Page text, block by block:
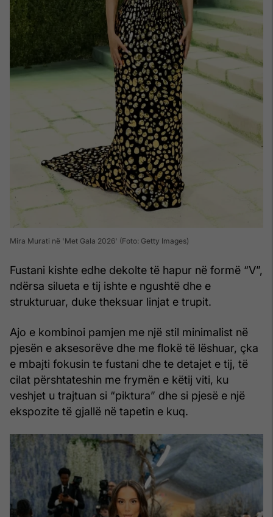
Mira Murati në 'Met Gala 2026' (Foto: Getty Images)
Fustani kishte edhe dekolte të hapur në formë “V”,
ndërsa silueta e tij ishte e ngushtë dhe e
strukturuar, duke theksuar linjat e trupit.
Ajo e kombinoi pamjen me një stil minimalist në
pjesën e aksesorëve dhe me flokë të lëshuar, çka
e mbajti fokusin te fustani dhe te detajet e tij, të
cilat përshtateshin me frymën e këtij viti, ku
veshjet u trajtuan si “piktura” dhe si pjesë e një
ekspozite të gjallë në tapetin e kuq.